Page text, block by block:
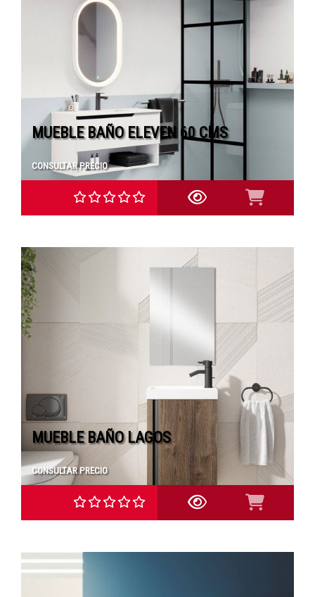
MUEBLE BAÑO ELEVEN 60 CMS
CONSULTAR PRECIO
MUEBLE BAÑO LAGOS
CONSULTAR PRECIO